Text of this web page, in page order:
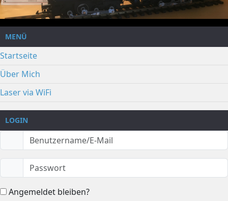
MENÜ
Startseite
Über Mich
Laser via WiFi
LOGIN
Angemeldet bleiben?